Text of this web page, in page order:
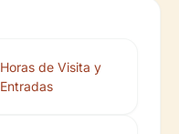
Horas de Visita y
Entradas